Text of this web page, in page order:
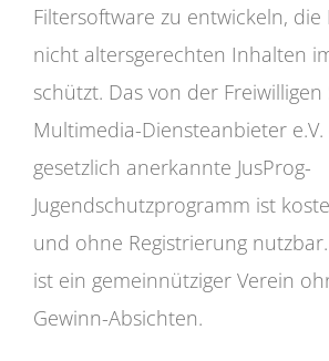
Filtersoftware zu entwickeln, die
nicht altersgerechten Inhalten
schützt. Das von der
Multimedia-Diensteanbieter e.V.
gesetzlich anerkannte JusProg-
Jugendschutzprogramm ist
und ohne Registrierung nutzbar.
ist ein gemeinnütziger Verein
Gewinn-Absichten.